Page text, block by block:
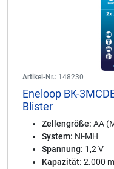
Artikel-Nr.: 148230
Eneloop BK-
Blister
Zellengröße: AA
System: Ni-MH
Spannung: 1,2 V
Kapazität: 2.000